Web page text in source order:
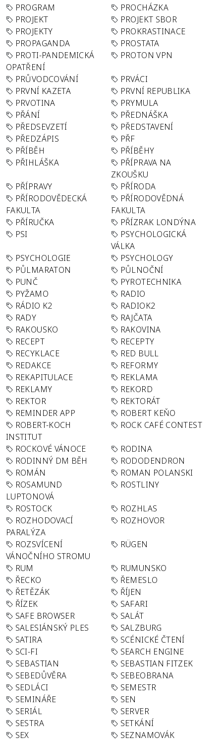
PROGRAM
PROCHÁZKA
PROJEKT
PROJEKT SBOR
PROJEKTY
PROKRASTINACE
PROPAGANDA
PROSTATA
PROTI-PANDEMICKÁ
OPATŘENÍ
PROTON VPN
PRŮVODCOVÁNÍ
PRVÁCI
PRVNÍ KAZETA
PRVNÍ REPUBLIKA
PRVOTINA
PRYMULA
PŘÁNÍ
PŘEDNÁŠKA
PŘEDSEVZETÍ
PŘEDSTAVENÍ
PŘEDZÁPIS
PŘF
PŘÍBĚH
PŘÍBĚHY
PŘIHLÁŠKA
PŘÍPRAVA NA
ZKOUŠKU
PŘÍPRAVY
PŘÍRODA
PŘÍRODOVĚDECKÁ
FAKULTA
PŘÍRODOVĚDNÁ
FAKULTA
PŘÍRUČKA
PŘÍZRAK LONDÝNA
PSI
PSYCHOLOGICKÁ
VÁLKA
PSYCHOLOGIE
PSYCHOLOGY
PŮLMARATON
PŮLNOČNÍ
PUNČ
PYROTECHNIKA
PYŽAMO
RADIO
RÁDIO K2
RADIOK2
RADY
RAJČATA
RAKOUSKO
RAKOVINA
RECEPT
RECEPTY
RECYKLACE
RED BULL
REDAKCE
REFORMY
REKAPITULACE
REKLAMA
REKLAMY
REKORD
REKTOR
REKTORÁT
REMINDER APP
ROBERT KEŇO
ROBERT-KOCH
INSTITUT
ROCK CAFÉ CONTEST
ROCKOVÉ VÁNOCE
RODINA
RODINNÝ DM BĚH
RODODENDRON
ROMÁN
ROMAN POLANSKI
ROSAMUND
LUPTONOVÁ
ROSTLINY
ROSTOCK
ROZHLAS
ROZHODOVACÍ
PARALÝZA
ROZHOVOR
ROZSVÍCENÍ
VÁNOČNÍHO STROMU
RÜGEN
RUM
RUMUNSKO
ŘECKO
ŘEMESLO
ŘETĚZÁK
ŘÍJEN
ŘÍZEK
SAFARI
SAFE BROWSER
SALÁT
SALESIÁNSKÝ PLES
SALZBURG
SATIRA
SCÉNICKÉ ČTENÍ
SCI-FI
SEARCH ENGINE
SEBASTIAN
SEBASTIAN FITZEK
SEBEDŮVĚRA
SEBEOBRANA
SEDLÁCI
SEMESTR
SEMINÁŘE
SEN
SERIÁL
SERVER
SESTRA
SETKÁNÍ
SEX
SEZNAMOVÁK